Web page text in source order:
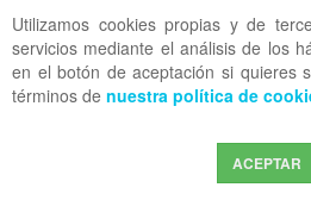
Utilizamos cookies propias y de
servicios mediante el análisis de los
en el botón de aceptación si quieres
términos de nuestra política de
ACEPTAR
OFF CANVAS